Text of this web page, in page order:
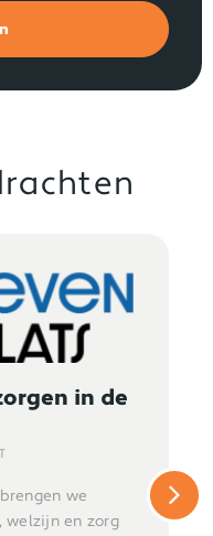
in de
we
welzijn en zorg